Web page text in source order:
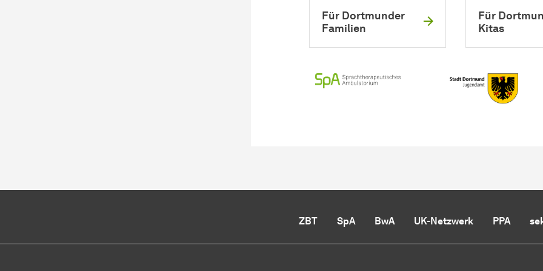
Für Dortmunder
Familien
Für
Kitas
ZBT SpA BwA UK-Netzwerk PPA